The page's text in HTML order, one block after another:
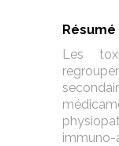
Résumé
Les